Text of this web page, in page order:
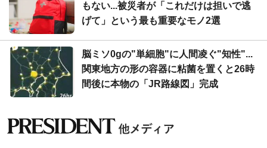
もない...被災者が「これだけは担いで逃
げて」という最も重要なモノ2選
脳ミソ0gの"単細胞"に人間凌ぐ"知性"...
関東地方の形の容器に粘菌を置くと26時
間後に本物の「JR路線図」完成